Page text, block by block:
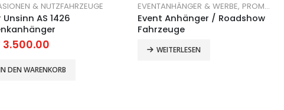
& NUTZFAHRZEUGE
Unsinn AS 1426
3.500.00
DEN WARENKORB
EVENTANHÄNGER & WERBE, PROMOTIONSANHÄNGER
Event Anhänger / Roadshow
Fahrzeuge
WEITERLESEN